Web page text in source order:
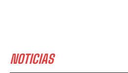
NOTICIAS